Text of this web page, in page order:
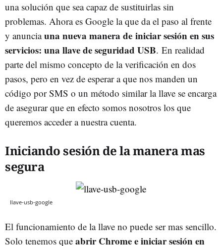
una solución que sea capaz de sustituirlas sin
problemas. Ahora es Google la que da el paso al frente
y anunciauna nueva manera de iniciar sesión en sus
servicios: una llave de seguridad USB. En realidad
parte del mismo concepto de la verificación en dos
pasos, pero en vez de esperar a que nos manden un
código por SMS o un método similar la llave se encarga
de asegurar que en efecto somos nosotros los que
queremos acceder a nuestra cuenta.
Iniciando sesión de la manera mas
segura
llave-usb-google
El funcionamiento de la llave no puede ser mas sencillo.
Solo tenemos que abrir Chrome e iniciar sesión en